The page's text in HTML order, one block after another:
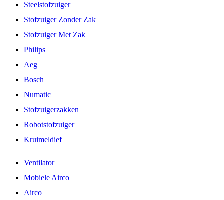
Steelstofzuiger
Stofzuiger Zonder Zak
Stofzuiger Met Zak
Philips
Aeg
Bosch
Numatic
Stofzuigerzakken
Robotstofzuiger
Kruimeldief
Ventilator
Mobiele Airco
Airco